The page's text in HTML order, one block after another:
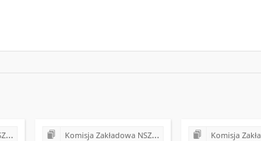
Komisja Zakładowa NSZZ "Solidarność" przy Urzędzie Gminy w Bodzentynie Komisja Zakładowa NSZZ "Solidarność"